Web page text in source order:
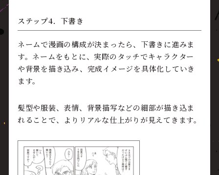
ステップ4．下書き
ネームで漫画の構成が決まったら、下書きに進みま
す。ネームをもとに、実際のタッチでキャラクター
や背景を描き込み、完成イメージを具体化していき
ます。
髪型や服装、表情、背景描写などの細部が描き込ま
れることで、よりリアルな仕上がりが見えてきます。